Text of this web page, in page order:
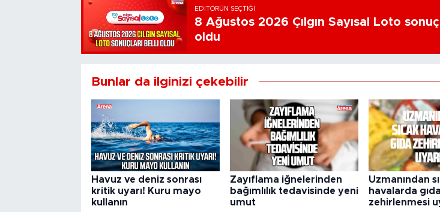
EDITÖRÜN SEÇTIĞI
8 Ağustos 2026 Çılgın Sayısal Loto
oldu
Bunlar da ilginizi çekebilir
Havuz ve deniz sonrası
kritik uyarı! Kuru mayo
kullanın
Zayıflama iğnelerinden
bağımlılık tedavisinde yeni
umut
Uzmanından
havalarda gıda
zehirlenmesi